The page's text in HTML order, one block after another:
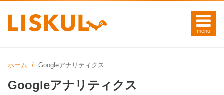
ホーム Googleアナリティクス
Googleアナリティクス